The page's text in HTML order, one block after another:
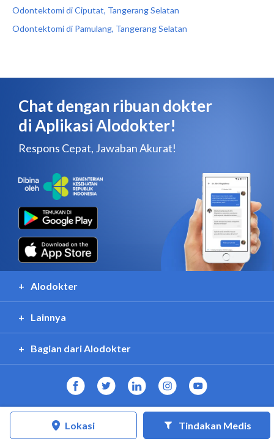
Odontektomi di Ciputat, Tangerang Selatan
Odontektomi di Pamulang, Tangerang Selatan